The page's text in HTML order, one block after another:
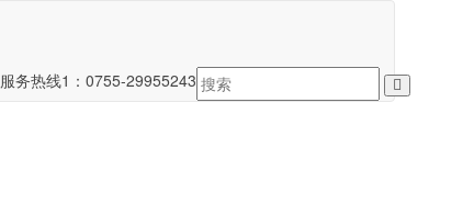
服务热线1： 0755-29955243